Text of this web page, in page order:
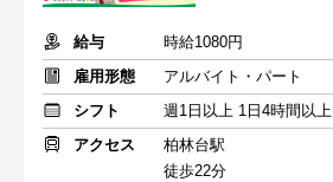
給与
時給1080円
雇用形態
アルバイト・パート
シフト
週1日以上 1日4時間以上
アクセス
柏林台駅
徒歩22分